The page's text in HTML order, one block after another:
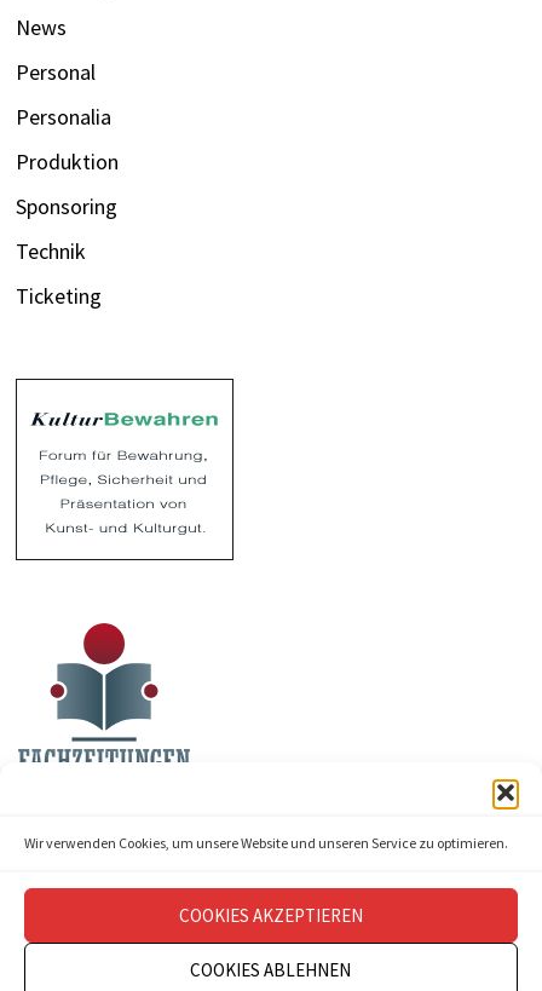
Wir verwenden Cookies, um unsere Website und unseren Service zu optimieren.
COOKIES AKZEPTIEREN
COOKIES ABLEHNEN
News
Personal
Personalia
Produktion
Sponsoring
Technik
Ticketing